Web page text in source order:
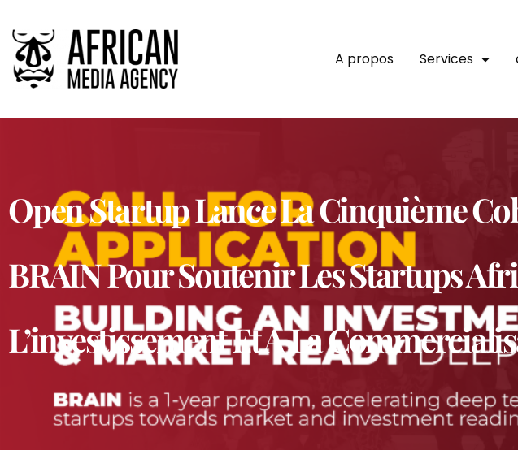
A propos Services
Open Startup Lance La Cinquième
BRAIN Pour Soutenir Les Startups
L’investissement Et À La